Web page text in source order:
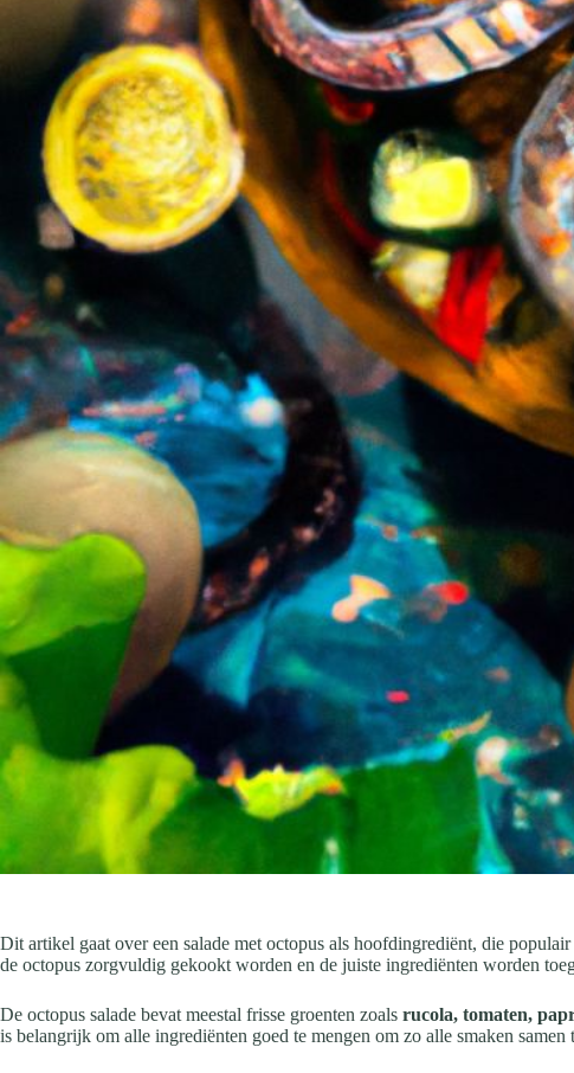
Dit artikel gaat over een salade met octopus als hoofdingrediënt, die
de octopus zorgvuldig gekookt worden en de juiste ingrediënten worden
De octopus salade bevat meestal frisse groenten zoals rucola, tomaten,
is belangrijk om alle ingrediënten goed te mengen om zo alle smaken